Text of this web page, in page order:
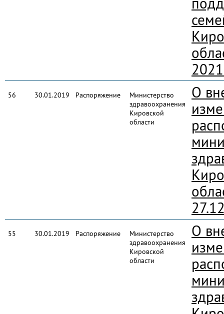
56 30.01.2019 Распоряжение
Министерство
здравоохранения
Кировской
области
О
55 30.01.2019 Распоряжение
Министерство
здравоохранения
Кировской
области
О